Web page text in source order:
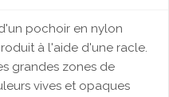
pochoir en nylon
à l'aide d'une racle.
grandes zones de
vives et opaques